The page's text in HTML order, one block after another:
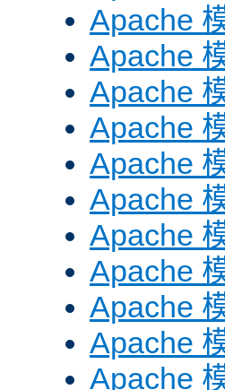
Apache
Apache
Apache
Apache
Apache
Apache
Apache
Apache
Apache
Apache
Apache